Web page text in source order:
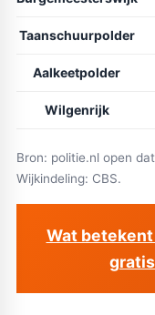
Taanschuurpolder
Aalkeetpolder
Wilgenrijk
Bron: politie.nl open
Wijkindeling: CBS.
Wat